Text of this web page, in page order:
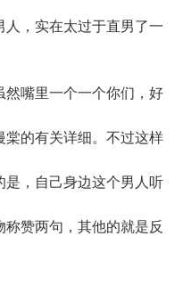
，实在太过于直男了一
嘴里一个一个你们，好
棠的有关详细。不过这样
是，自己身边这个男人听
赞两句，其他的就是反